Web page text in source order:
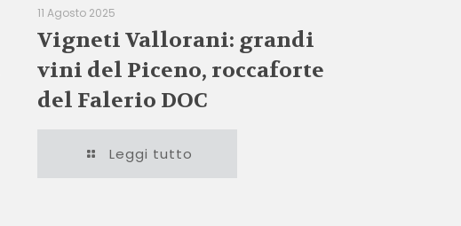
11 Agosto 2025
Vigneti Vallorani: grandi
vini del Piceno, roccaforte
del Falerio DOC
Leggi tutto